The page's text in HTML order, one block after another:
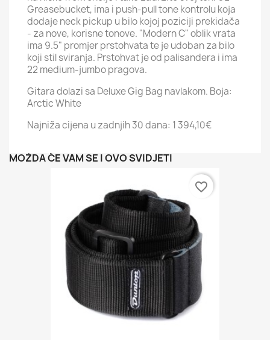
Greasebucket, ima i push-pull tone kontrolu koja
dodaje neck pickup u bilo kojoj poziciji prekidača
- za nove, korisne tonove. "Modern C" oblik vrata
ima 9.5" promjer prstohvata te je udoban za bilo
koji stil sviranja. Prstohvat je od palisandera i ima
22 medium-jumbo pragova.
Gitara dolazi sa Deluxe Gig Bag navlakom. Boja:
Arctic White
Najniža cijena u zadnjih 30 dana: 1 394,10€
MOŽDA ĆE VAM SE I OVO SVIDJETI
favorite_border